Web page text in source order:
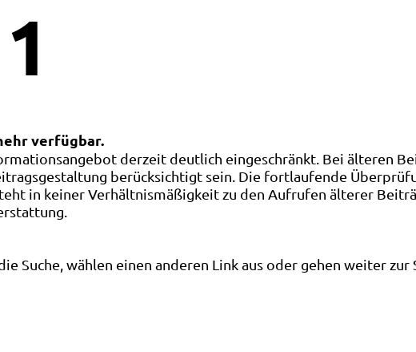
1
verfügbar.
derzeit deutlich eingeschränkt. Bei älteren
berücksichtigt sein. Die fortlaufende
in keiner Verhältnismäßigkeit zu den Aufrufen älterer
Suche, wählen einen anderen Link aus oder gehen weiter zur